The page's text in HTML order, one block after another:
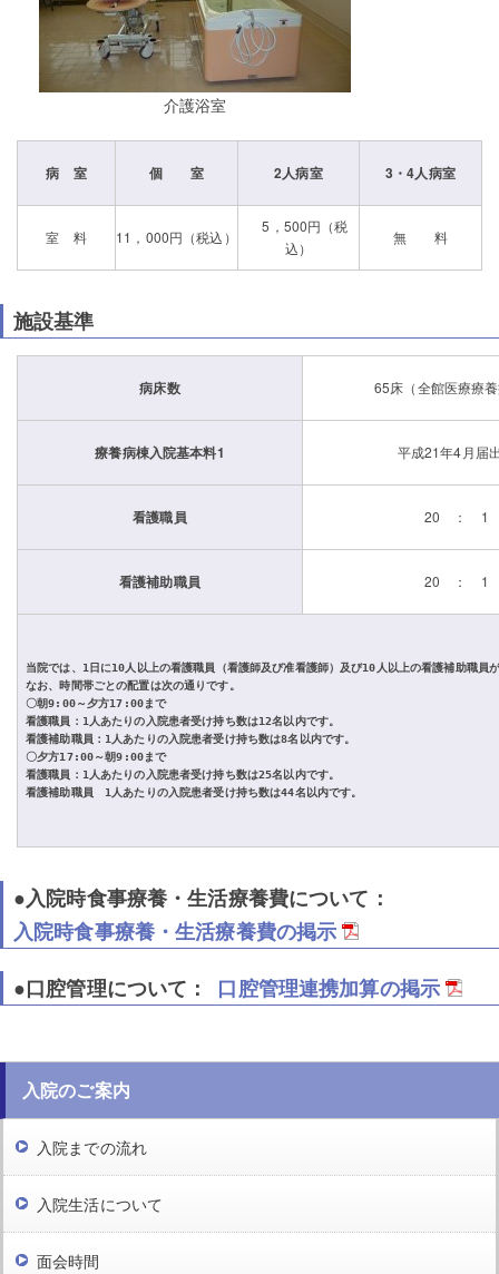
介護浴室
病 室 個 室 2人病室 3・4人病室
室 料 11，000円（税込）
5，500円（税
込）
無 料
施設基準
病床数 65床（全館医療療
療養病棟入院基本料1 平成21年4月届
看護職員 20 ： 1
看護補助職員 20 ： 1
当院では、1日に10人以上の看護職員（看護師及び准看護師）及び10人以上の看護補助職員
なお、時間帯ごとの配置は次の通りです。
〇朝9:00～夕方17:00まで
看護職員：1人あたりの入院患者受け持ち数は12名以内です。
看護補助職員：1人あたりの入院患者受け持ち数は8名以内です。
〇夕方17:00～朝9:00まで
看護職員：1人あたりの入院患者受け持ち数は25名以内です。
看護補助職員　1人あたりの入院患者受け持ち数は44名以内です。
●入院時食事療養・生活療養費について：
入院時食事療養・生活療養費の掲示
●口腔管理について： 口腔管理連携加算の掲示
入院のご案内
入院までの流れ
入院生活について
面会時間